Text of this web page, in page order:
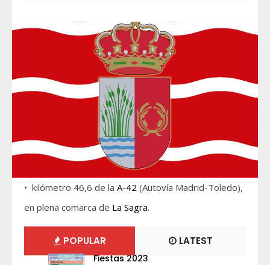
• kilómetro 46,6 de la A-42 (Autovía Madrid-Toledo),
en plena comarca de La Sagra.
POPULAR LATEST
Fiestas 2023